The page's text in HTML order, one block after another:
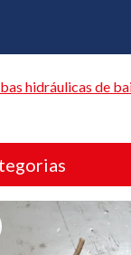
hidráulicas de